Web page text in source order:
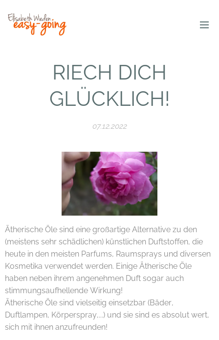
RIECH DICH
GLÜCKLICH!
07.12.2022
Ätherische Öle sind eine großartige Alternative zu den
(meistens sehr schädlichen) künstlichen Duftstoffen, die
heute in den meisten Parfums, Raumsprays und diversen
Kosmetika verwendet werden. Einige Ätherische Öle
haben neben ihrem angenehmen Duft sogar auch
stimmungsaufhellende Wirkung! 😃
Ätherische Öle sind vielseitig einsetzbar (Bäder,
Duftlampen, Körperspray,...) und sie sind es absolut wert,
sich mit ihnen anzufreunden!